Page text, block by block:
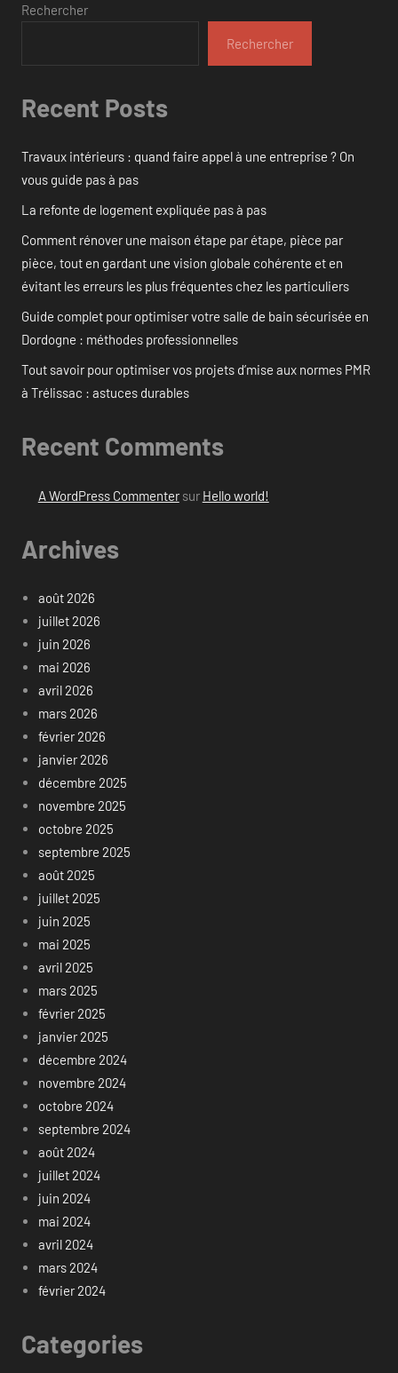
Rechercher
Rechercher
Recent Posts
Travaux intérieurs : quand faire appel à une entreprise ? On
vous guide pas à pas
La refonte de logement expliquée pas à pas
Comment rénover une maison étape par étape, pièce par
pièce, tout en gardant une vision globale cohérente et en
évitant les erreurs les plus fréquentes chez les particuliers
Guide complet pour optimiser votre salle de bain sécurisée en
Dordogne : méthodes professionnelles
Tout savoir pour optimiser vos projets d’mise aux normes PMR
à Trélissac : astuces durables
Recent Comments
A WordPress Commentersur Hello world!
Archives
août 2026
juillet 2026
juin 2026
mai 2026
avril 2026
mars 2026
février 2026
janvier 2026
décembre 2025
novembre 2025
octobre 2025
septembre 2025
août 2025
juillet 2025
juin 2025
mai 2025
avril 2025
mars 2025
février 2025
janvier 2025
décembre 2024
novembre 2024
octobre 2024
septembre 2024
août 2024
juillet 2024
juin 2024
mai 2024
avril 2024
mars 2024
février 2024
Categories